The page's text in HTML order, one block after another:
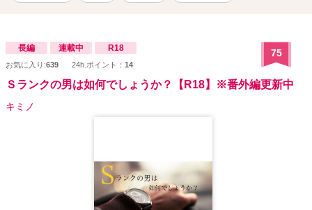
長編 連載中 R18
お気に入り:639 24h.ポイント： 14
75
Ｓランクの男は如何でしょうか？【R18】※番外編更新中
キミノ